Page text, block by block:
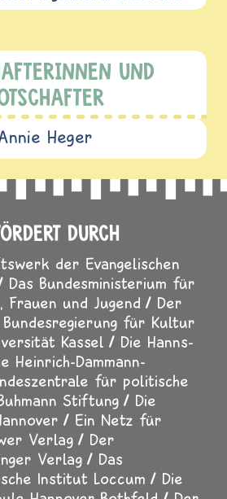
UND
Heger
DURCH
der Evangelischen
Das Bundesministerium für
Frauen und Jugend
Der
für Kultur
Kassel
Die Hanns-
Heinrich-Dammann-
für politische
Stiftung
Die
Ein Netz für
Verlag
Der
Verlag
Das
Institut Loccum
Die